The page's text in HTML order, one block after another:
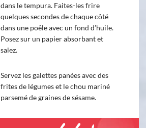
dans le tempura. Faites-les frire
quelques secondes de chaque côté
dans une poêle avec un fond d’huile.
Posez sur un papier absorbant et
salez.
Servez les galettes panées avec des
frites de légumes et le chou mariné
parsemé de graines de sésame.